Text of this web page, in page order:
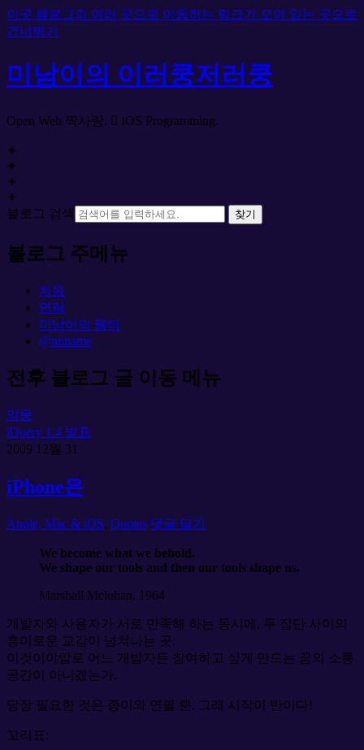
이곳 블로그의 여러 곳으로 이동하는 링크가 모여 있는 곳으로
건너뛰기
미남이의 이러쿵저러쿵
Open Web 짝사랑.  iOS Programming.
✦
✦
✦
✦
블로그 검색
찾기
블로그 주메뉴
처음
연락
미남이의 웹터
@miname
전후 블로그 글 이동 메뉴
악몽
jQuery 1.4 발표
2009 12월 31
iPhone은
Apple, Mac & iOS, Quotes 댓글 달기
We become what we behold.
We shape our tools and then our tools shape us.
Marshall Mcluhan, 1964
개발자와 사용자가 서로 만족해 하는 동시에, 두 집단 사이의
흥미로운 교감이 넘쳐나는 곳.
이것이야말로 어느 개발자든 참여하고 싶게 만드는 꿈의 소통
공간이 아니겠는가.
당장 필요한 것은 종이와 연필 뿐. 그래 시작이 반이다!
꼬리표: